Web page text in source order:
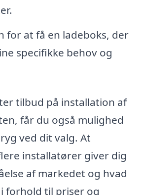
for at få en ladeboks, der
specifikke behov og
tilbud på installation af
får du også mulighed
ved dit valg. At
installatører giver dig
af markedet og hvad
forhold til priser og